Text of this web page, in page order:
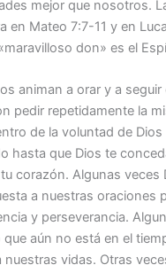
mejor que nosotros.
en Mateo 7:7-11 y en
don» es el
animan a orar y a seguir
pedir repetidamente la
de la voluntad de Dios
hasta que Dios te
corazón. Algunas veces
a nuestras oraciones
y perseverancia.
aún no está en el
vidas. Otras